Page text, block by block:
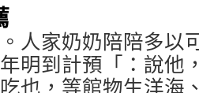
人家奶奶陪陪多以
明到計預「：說他
也，等館物生洋海